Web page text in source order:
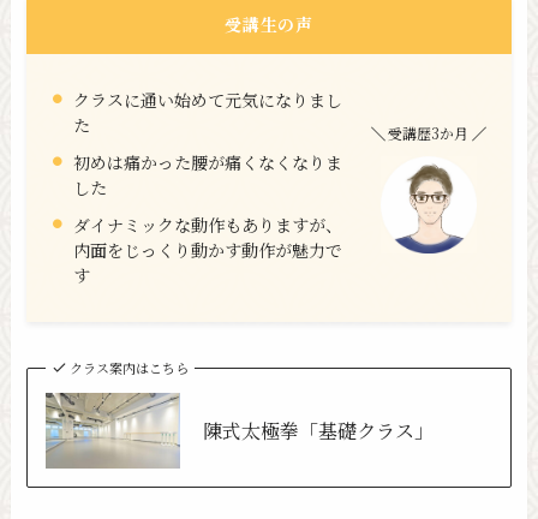
受講生の声
クラスに通い始めて元気になりまし
た
初めは痛かった腰が痛くなくなりま
した
ダイナミックな動作もありますが、
内面をじっくり動かす動作が魅力で
す
受講歴3か月
クラス案内はこちら
陳式太極拳「基礎クラス」